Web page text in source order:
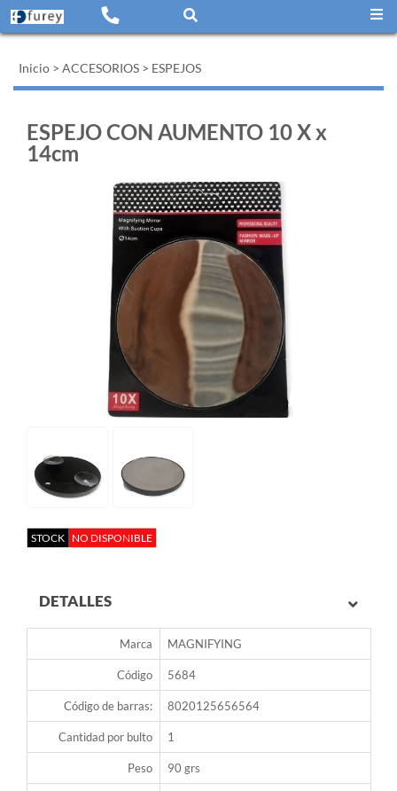
Inicio > ACCESORIOS > ESPEJOS
ESPEJO CON AUMENTO 10 X x
14cm
STOCK NO DISPONIBLE
DETALLES
Marca MAGNIFYING
Código 5684
Código de barras: 8020125656564
Cantidad por bulto 1
Peso 90 grs